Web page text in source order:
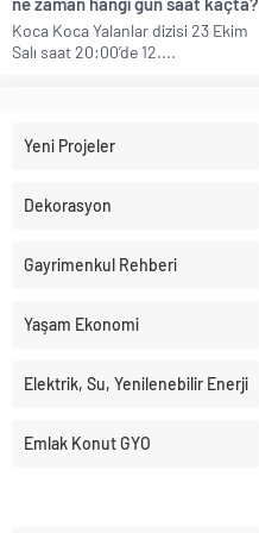
Koca Koca Yalanlar dizisi 23 Ekim
Salı saat 20:00’de 12....
Yeni Projeler
Dekorasyon
Gayrimenkul Rehberi
Yaşam Ekonomi
Elektrik, Su, Yenilenebilir Enerji
Emlak Konut GYO